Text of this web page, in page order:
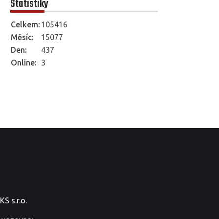
Statistiky
Online: 3
Celkem: 105416
Měsíc:
15077
Den:
437
s.r.o.